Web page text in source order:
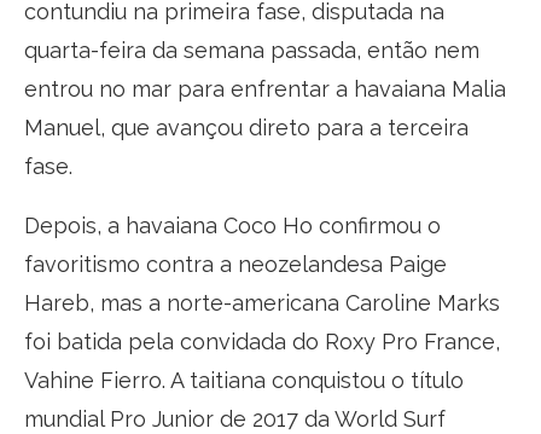
contundiu na primeira fase, disputada na
quarta-feira da semana passada, então nem
entrou no mar para enfrentar a havaiana Malia
Manuel, que avançou direto para a terceira
fase.
Depois, a havaiana Coco Ho confirmou o
favoritismo contra a neozelandesa Paige
Hareb, mas a norte-americana Caroline Marks
foi batida pela convidada do Roxy Pro France,
Vahine Fierro. A taitiana conquistou o título
mundial Pro Junior de 2017 da World Surf